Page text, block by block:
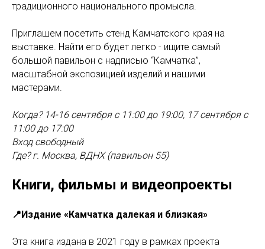
традиционного национального промысла.
Приглашем посетить стенд Камчатского края на
выставке. Найти его будет легко - ищите самый
большой павильон с надписью “Камчатка”,
масштабной экспозицией изделий и нашими
мастерами.
Когда? 14-16 сентября с 11:00 до 19:00, 17 сентября с
11:00 до 17:00
Вход свободный
Где? г. Москва, ВДНХ (павильон 55)
Книги, фильмы и видеопроекты
📍Издание «Камчатка далекая и близкая»
Эта книга издана в 2021 году в рамках проекта